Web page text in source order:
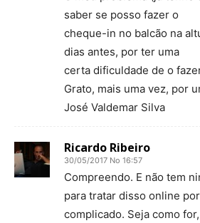
saber se posso fazer o
cheque-in no balcão na
dias antes, por ter uma
certa dificuldade de o
Grato, mais uma vez, por
José Valdemar Silva
Ricardo Ribeiro
30/05/2017 No 16:57
Compreendo. E não tem
para tratar disso online
complicado. Seja como